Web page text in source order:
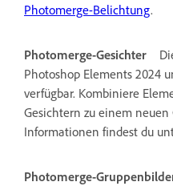
Photomerge-Belichtung.
Photomerge-Gesichter
Photoshop Elements 2024
verfügbar. Kombiniere
Gesichtern zu einem
Informationen findest du
Photomerge-